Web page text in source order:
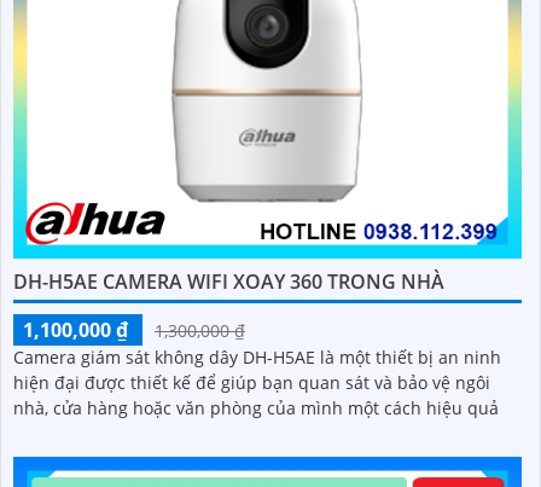
DH-H5AE CAMERA WIFI XOAY 360 TRONG NHÀ
1,100,000 ₫
1,300,000 ₫
Camera giám sát không dây DH-H5AE là một thiết bị an ninh
hiện đại được thiết kế để giúp bạn quan sát và bảo vệ ngôi
nhà, cửa hàng hoặc văn phòng của mình một cách hiệu quả